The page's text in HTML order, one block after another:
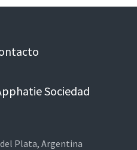
Sociedad
Plata, Argentina